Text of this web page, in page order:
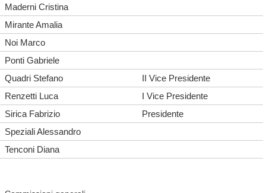
Maderni Cristina
Mirante Amalia
Noi Marco
Ponti Gabriele
Quadri Stefano
II Vice Presidente
Renzetti Luca
I Vice Presidente
Sirica Fabrizio
Presidente
Speziali Alessandro
Tenconi Diana